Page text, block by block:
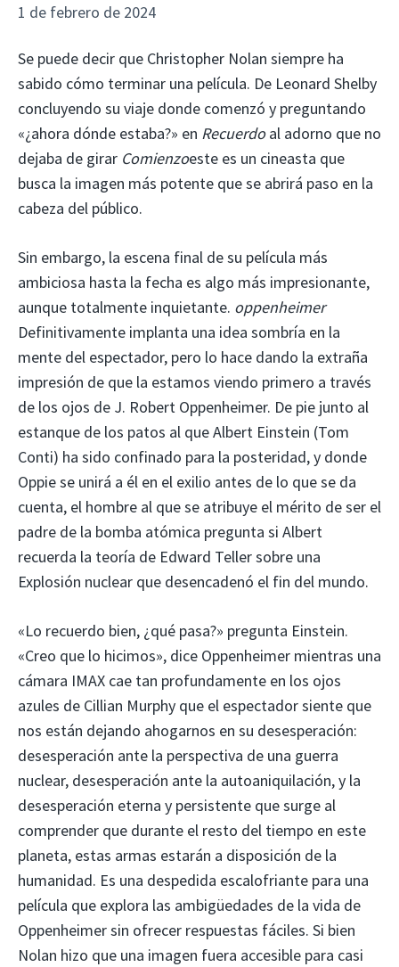
1 de febrero de 2024
Se puede decir que Christopher Nolan siempre ha
sabido cómo terminar una película. De Leonard Shelby
concluyendo su viaje donde comenzó y preguntando
«¿ahora dónde estaba?» en Recuerdoal adorno que no
dejaba de girar Comienzoeste es un cineasta que
busca la imagen más potente que se abrirá paso en la
cabeza del público.
Sin embargo, la escena final de su película más
ambiciosa hasta la fecha es algo más impresionante,
aunque totalmente inquietante. oppenheimer
Definitivamente implanta una idea sombría en la
mente del espectador, pero lo hace dando la extraña
impresión de que la estamos viendo primero a través
de los ojos de J. Robert Oppenheimer. De pie junto al
estanque de los patos al que Albert Einstein (Tom
Conti) ha sido confinado para la posteridad, y donde
Oppie se unirá a él en el exilio antes de lo que se da
cuenta, el hombre al que se atribuye el mérito de ser el
padre de la bomba atómica pregunta si Albert
recuerda la teoría de Edward Teller sobre una
Explosión nuclear que desencadenó el fin del mundo.
«Lo recuerdo bien, ¿qué pasa?» pregunta Einstein.
«Creo que lo hicimos», dice Oppenheimer mientras una
cámara IMAX cae tan profundamente en los ojos
azules de Cillian Murphy que el espectador siente que
nos están dejando ahogarnos en su desesperación:
desesperación ante la perspectiva de una guerra
nuclear, desesperación ante la autoaniquilación, y la
desesperación eterna y persistente que surge al
comprender que durante el resto del tiempo en este
planeta, estas armas estarán a disposición de la
humanidad. Es una despedida escalofriante para una
película que explora las ambigüedades de la vida de
Oppenheimer sin ofrecer respuestas fáciles. Si bien
Nolan hizo que una imagen fuera accesible para casi